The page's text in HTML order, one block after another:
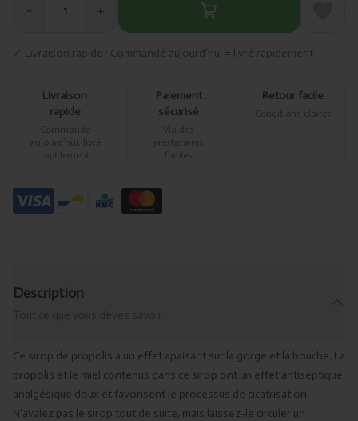
− 1 +
✓ Livraison rapide · Commandé aujourd’hui = livré rapidement
Livraison
rapide
Commandé
aujourd’hui, livré
rapidement
Paiement
sécurisé
Via des
prestataires
fiables
Retour facile
Conditions claires
Description
Ce sirop de propolis a un effet apaisant sur la gorge et la bouche. La
propolis et le miel contenus dans ce sirop ont un effet antiseptique,
analgésique doux et favorisent le processus de cicatrisation.
N'avalez pas le sirop tout de suite, mais laissez-le circuler un